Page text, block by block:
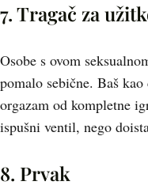
7. Tragač za
Osobe s ovom
pomalo sebične. Baš
orgazam od kompletne
ispušni ventil, nego
8. Prvak